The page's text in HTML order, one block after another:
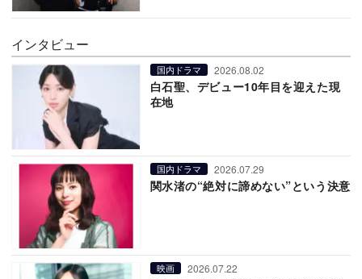
インタビュー
国内ドラマ 2026.08.02
白石聖、デビュー10年目を迎えた現
在地
国内ドラマ 2026.07.29
関水渚の“絶対に諦めない”という決意
映画 2026.07.22